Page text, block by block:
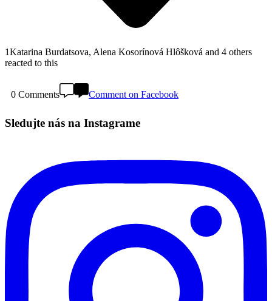
1Katarina Burdatsova, Alena Kosorínová Hlôšková and 4 others
reacted to this
0 Comments Comment on Facebook
Sledujte nás na Instagrame